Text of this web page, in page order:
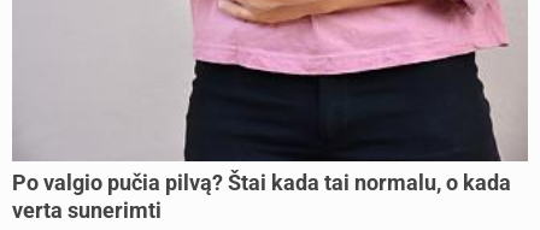
Po valgio pučia pilvą? Štai kada tai normalu, o kada
verta sunerimti